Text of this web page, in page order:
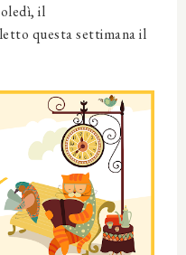
il
questa settimana il